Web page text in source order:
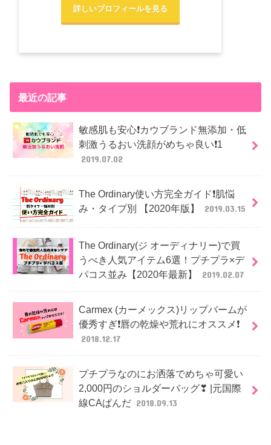
詳しいプロフィールを見る
最近の記事
敏感肌も安心❗カウブランド無添加・低
刺激うるおい洗顔がめちゃ良い❗1
2019.07.02
The Ordinary使い方完全ガイド❗肌悩
み・タイプ別 【2020年版】
2019.03.15
The Ordinary(ジ オーディナリー)で買
うべき人気アイテム6選！プチプラ×デ
パコス並み【2020年最新】
2019.02.07
Carmex (カーメックス)リップバームが
優秀すぎ❗唇の乾燥や荒れにオススメ❗
2018.12.17
プチプラなのにお洒落でめちゃ可愛い
2,000円のショルダーバッグ❣ |元国際
線CAぱんだ 2018.09.13